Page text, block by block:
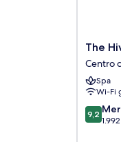
The
Hive
Hotel
Centro
città
di
Roma
The
Centro
Spa
Wi-Fi
9.2
su
9,2